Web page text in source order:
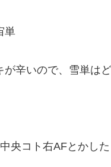
単
辛いので、雪単は
央コト右AFとかし